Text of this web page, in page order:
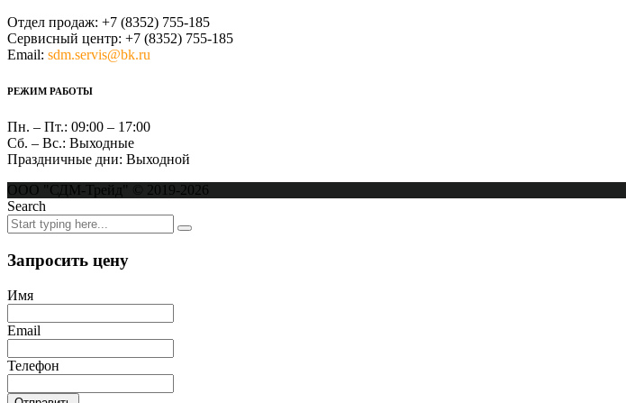
Отдел продаж: +7 (8352) 755-185
Сервисный центр: +7 (8352) 755-185
Email: sdm.servis@bk.ru
РЕЖИМ РАБОТЫ
Пн. – Пт.: 09:00 – 17:00
Сб. – Вс.: Выходные
Праздничные дни: Выходной
ООО "СДМ-Трейд" © 2019-2026
Search
Запросить цену
Имя
Email
Телефон